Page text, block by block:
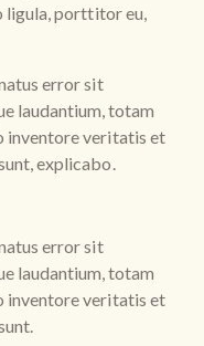
ligula, porttitor eu,
error sit
laudantium, totam
inventore veritatis et
explicabo.
error sit
laudantium, totam
inventore veritatis et